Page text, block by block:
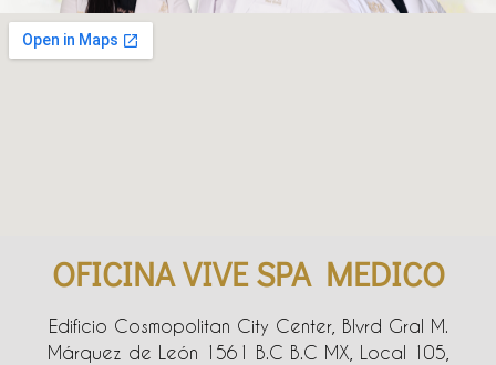
OFICINA VIVE SPA MEDICO
Edificio Cosmopolitan City Center, Blvrd Gral M.
Márquez de León 1561 B.C B.C MX, Local 105,